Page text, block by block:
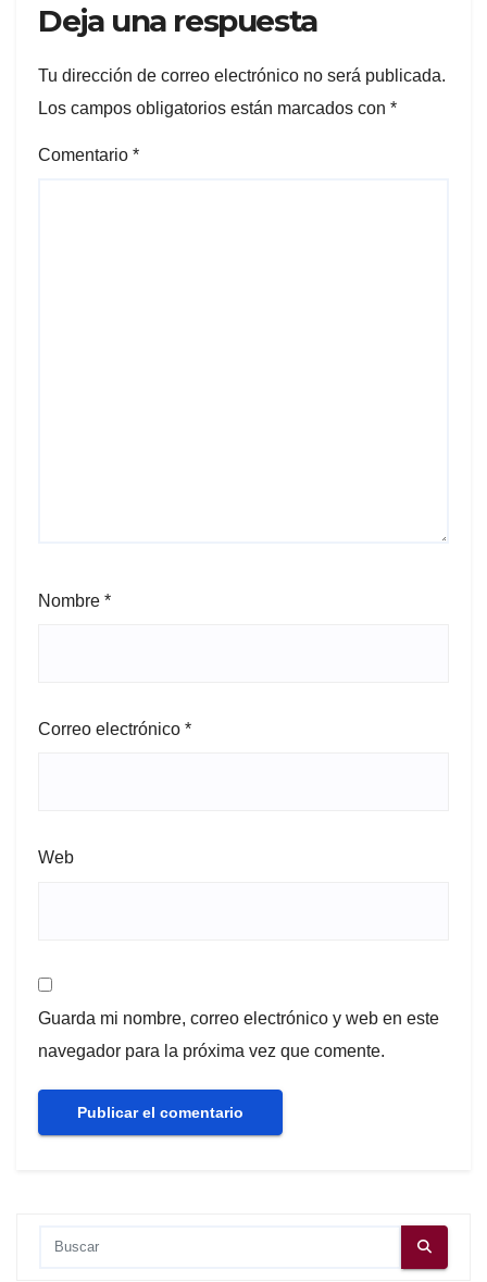
Deja una respuesta
Tu dirección de correo electrónico no será publicada.
Los campos obligatorios están marcados con *
Comentario *
Nombre *
Correo electrónico *
Web
Guarda mi nombre, correo electrónico y web en este
navegador para la próxima vez que comente.